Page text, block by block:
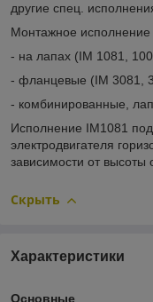
другие спец.
Монтажное исполнение
- на лапах (IM 1081,
- фланцевые (IM 3081,
- комбинированные,
Исполнение IM1081
электродвигателя
зависимости от высоты
Скрыть
Характеристики
Основные